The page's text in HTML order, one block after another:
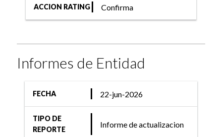
ACCION RATING Confirma
Informes de Entidad
FECHA 22-jun-2026
TIPO DE
REPORTE
Informe de actualizacion